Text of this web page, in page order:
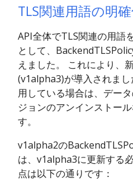
TLS関連用語の明
API全体でTLS関連の用語
として、
えました。 これにより、
(v1alpha3)が導入されま
用している場合は、デー
ジョンのアンインストー
す。
v1alpha2の
は、v1alpha3に更新する
点は以下の通りです：